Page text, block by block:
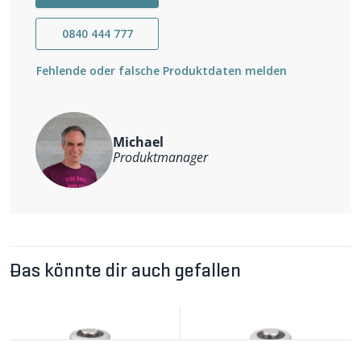
0840 444 777
Fehlende oder falsche Produktdaten melden
Michael
Produktmanager
Das könnte dir auch gefallen